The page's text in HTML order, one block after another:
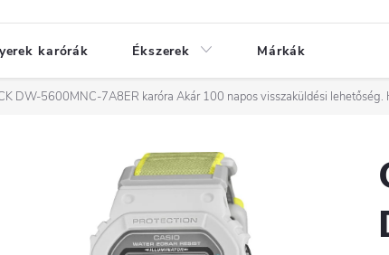
karórák Ékszerek Márkák
DW-5600MNC-7A8ER karóra Akár 100 napos visszaküldési lehetőség.